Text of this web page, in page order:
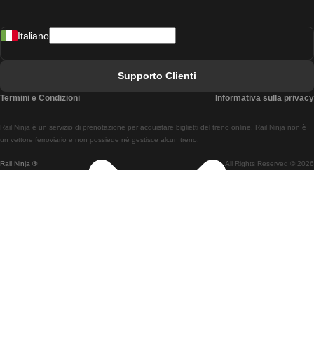
Treni Da Lisbon A Braga
Treni Da Braga A Lisbona
Rail Ninja ® All Rights Reserved © 2026
Rail Ninja è un servizio di prenotazione per acquistare biglietti del treno online. Rail Ninja non è
un vettore ferroviario e non possiede né gestisce alcun treno.
Italiano
Supporto Clienti
Termini e Condizioni Informativa sulla privacy